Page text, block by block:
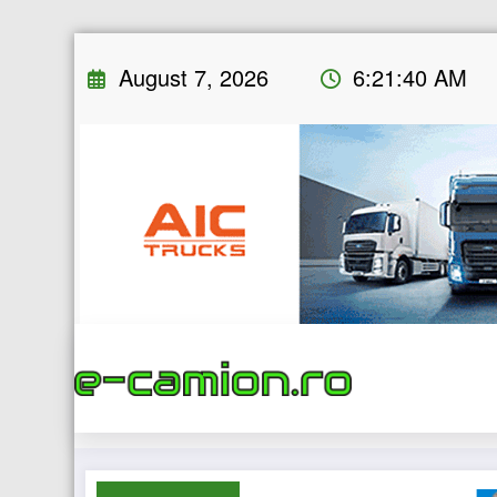
August 7, 2026 6:21:41 AM